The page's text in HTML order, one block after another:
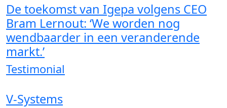
De toekomst van Igepa volgens CEO
Bram Lernout: ‘We worden nog
wendbaarder in een veranderende
markt.’
Testimonial
V-Systems